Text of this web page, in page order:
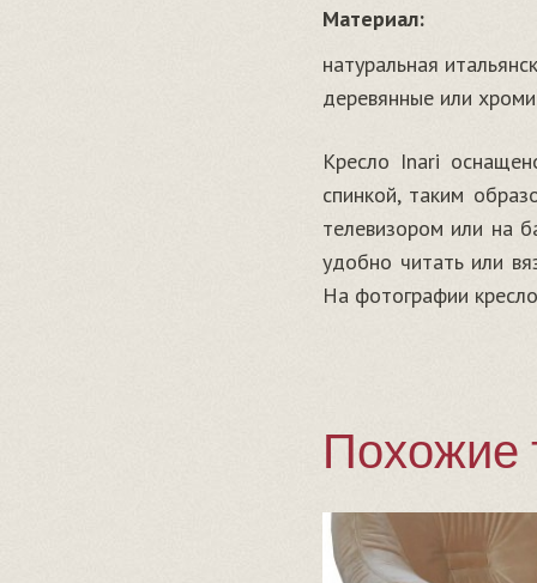
Материал:
натуральная
деревянные или
Кресло Inari
спинкой, таким
телевизором или на
удобно читать или
На фотографии
Похожие